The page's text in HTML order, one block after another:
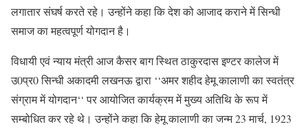
लगातार संघर्ष करते रहे। उन्होंने कहा कि देश को आजाद कराने में सिन्धी
समाज का महत्वपूर्ण योगदान है।
विधायी एवं न्याय मंत्री आज कैसर बाग स्थित ठाकुरदास इण्टर कालेज में
उ0प्र0 सिन्धी अकादमी लखनऊ द्वारा ‘‘अमर शहीद हेमू कालाणी का स्वतंत्र
संग्राम में योगदान‘‘ पर आयोजित कार्यक्रम में मुख्य अतिथि के रूप में
सम्बोधित कर रहे थे। उन्होंने कहा कि हेमू कालाणी का जन्म 23 मार्च, 1923